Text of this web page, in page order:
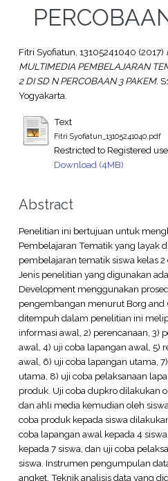
Fitri Syofiatun, 13105241040 (2017)
MULTIMEDIA PEMBELAJARAN
2 DI SD N PERCOBAAN 3 PAKEM.
Yogyakarta.
Text
Fitri Syofiatun_13105241040.pdf
Restricted to Registered
Download (4MB)
Abstract
Penelitian ini bertujuan untuk
Pembelajaran Tematik yang layak
pembelajaran tematik siswa kelas 2
Jenis penelitian yang digunakan
Development menggunakan
pengembangan menurut Borg
ditempuh dalam penelitian ini
informasi awal, 2) perencanaan, 3)
awal, 4) uji coba lapangan awal, 5)
awal, 6) uji coba lapangan utama,
utama, 8) uji coba pelaksanaan
produk. Uji coba dupkro dilakukan
dan ahli media kemudian oleh
coba produk kepada siswa
coba lapangan awal kepada 4
kepada 7 siswa, dan uji coba
siswa. Instrumen pengumpulan
angket. Teknik analisis data yang